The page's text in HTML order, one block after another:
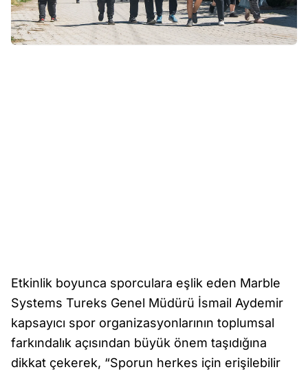
Etkinlik boyunca sporculara eşlik eden Marble
Systems Tureks Genel Müdürü İsmail Aydemir
kapsayıcı spor organizasyonlarının toplumsal
farkındalık açısından büyük önem taşıdığına
dikkat çekerek, “Sporun herkes için erişilebilir